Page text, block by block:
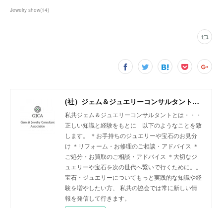
Jewelry show(14)
(社）ジェム＆ジュエリーコンサルタント協会
私共ジェム＆ジュエリーコンサルタントとは・・・
正しい知識と経験をもとに 以下のようなことを致
します。 ＊お手持ちのジュエリーや宝石のお見分
け ＊リフォーム・お修理のご相談・アドバイス ＊
ご処分・お買取のご相談・アドバイス ＊大切なジ
ュエリーや宝石を次の世代へ繋いで行くために。。
宝石・ジュエリーについてもっと実践的な知識や経
験を増やしたい方、 私共の協会では常に新しい情
報を発信して行きます。